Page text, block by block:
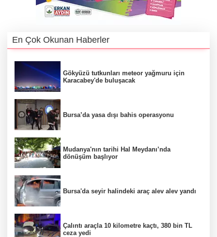
En Çok Okunan Haberler
Gökyüzü tutkunları meteor yağmuru için
Karacabey'de buluşacak
Bursa’da yasa dışı bahis operasyonu
Mudanya'nın tarihi Hal Meydanı’nda
dönüşüm başlıyor
Bursa'da seyir halindeki araç alev alev yandı
Çalıntı araçla 10 kilometre kaçtı, 380 bin TL
ceza yedi